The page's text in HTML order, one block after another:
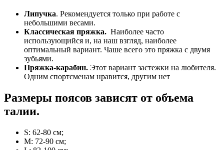
Липучка. Рекомендуется только при работе с
небольшими весами.
Классическая пряжка. Наиболее часто
использующийся и, на наш взгляд, наиболее
оптимальный вариант. Чаше всего это пряжка с двумя
зубьями.
Пряжка-карабин. Этот вариант застежки на любителя.
Одним спортсменам нравится, другим нет
Размеры поясов зависят от объема
талии.
S: 62-80 см;
M: 72-90 см;